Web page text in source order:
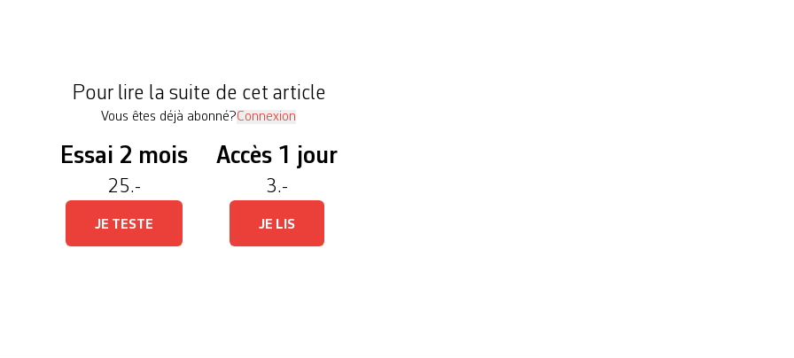
Pour lire la suite de cet article
Vous êtes déjà abonné?Connexion
Essai 2 mois
25.-
JE TESTE
Accès 1 jour
3.-
JE LIS